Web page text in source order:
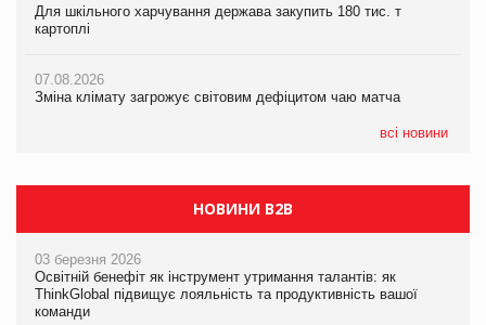
Для шкільного харчування держава закупить 180 тис. т
картоплі
07.08.2026
Зміна клімату загрожує світовим дефіцитом чаю матча
всі новини
Для шкільного харчування держава закупить 180 тис. т
картоплі
07.08.2026
Зміна клімату загрожує світовим дефіцитом чаю матча
економіки
Kraft Heinz скоротила збиток у першому півріччі
НОВИНИ B2B
03 березня 2026
Освітній бенефіт як інструмент утримання талантів: як
ThinkGlobal підвищує лояльність та продуктивність вашої
команди